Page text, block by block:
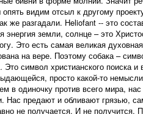
видим отсыл к другому
же разгадали. Heliofant -- это
земли, солнце – это
Это есть самая великая
на вере. Поэтому собака –
символ христианского поиска
просто какой-то
в одиночку против всего мира, нас
Нас предают и обливают грязью,
не получается. И не получится.